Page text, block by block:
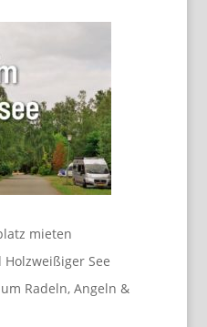
mieten
See
Radeln, Angeln &